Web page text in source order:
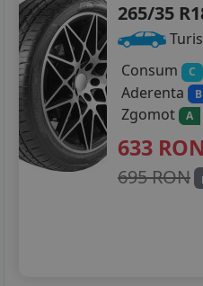
265/35
Consum
C
Aderenta B
Zgomot A
633 RON
695 RON